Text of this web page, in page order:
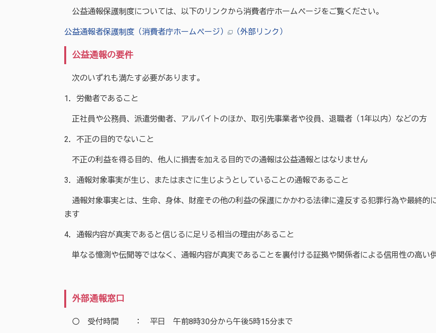
公益通報保護制度については、以下のリンクから消費者庁ホームページをご覧ください。
公益通報者保護制度（消費者庁ホームページ） （外部リンク）
公益通報の要件
次のいずれも満たす必要があります。
1．労働者であること
正社員や公務員、派遣労働者、アルバイトのほか、取引先事業者や役員、退職者（1年以内）などの方
2．不正の目的でないこと
不正の利益を得る目的、他人に損害を加える目的での通報は公益通報とはなりません
3．通報対象事実が生じ、またはまさに生じようとしていることの通報であること
通報対象事実とは、生命、身体、財産その他の利益の保護にかかわる法律に違反する犯罪行為や最終的
ます
4．通報内容が真実であると信じるに足りる相当の理由があること
単なる憶測や伝聞等ではなく、通報内容が真実であることを裏付ける証拠や関係者による信用性の高い
外部通報窓口
〇 受付時間 ： 平日 午前8時30分から午後5時15分まで